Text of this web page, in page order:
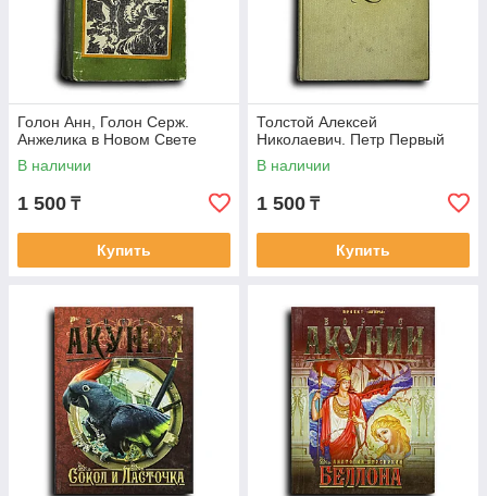
Голон Анн, Голон Серж.
Анжелика в Новом Свете
В наличии
1 500 ₸
Купить
Толстой Алексей
Николаевич. Петр Первый
В наличии
1 500 ₸
Купить